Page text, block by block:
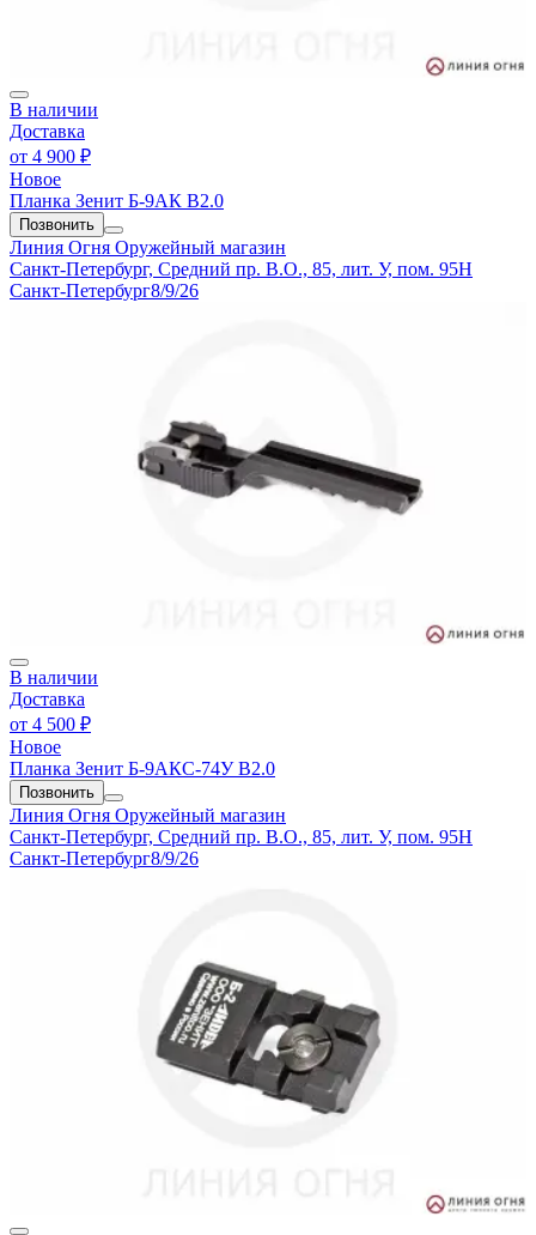
В наличии
Доставка
от 4 900 ₽
Новое
Планка Зенит Б-9АК В2.0
Позвонить
Линия Огня Оружейный магазин
Санкт-Петербург, Средний пр. В.О., 85, лит. У, пом. 95Н
Санкт-Петербург8/9/26
В наличии
Доставка
от 4 500 ₽
Новое
Планка Зенит Б-9АКС-74У В2.0
Позвонить
Линия Огня Оружейный магазин
Санкт-Петербург, Средний пр. В.О., 85, лит. У, пом. 95Н
Санкт-Петербург8/9/26